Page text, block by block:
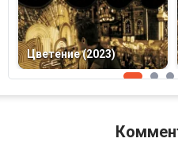
Цветение (2023)